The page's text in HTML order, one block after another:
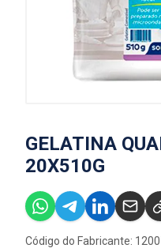
GELATINA
20X510G
Código do Fabricante: